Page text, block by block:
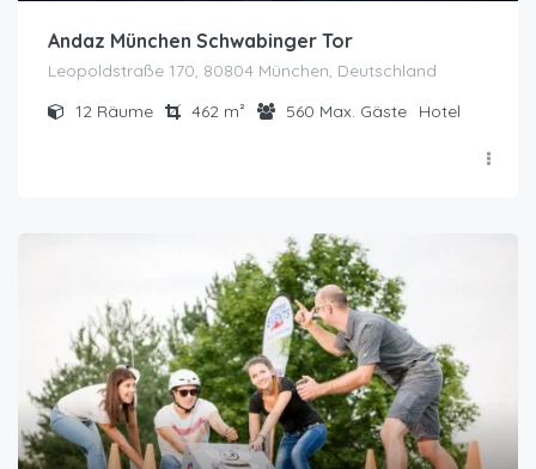
Andaz München Schwabinger Tor
Leopoldstraße 170, 80804 München, Deutschland
12 Räume 462 m² 560 Max. Gäste Hotel